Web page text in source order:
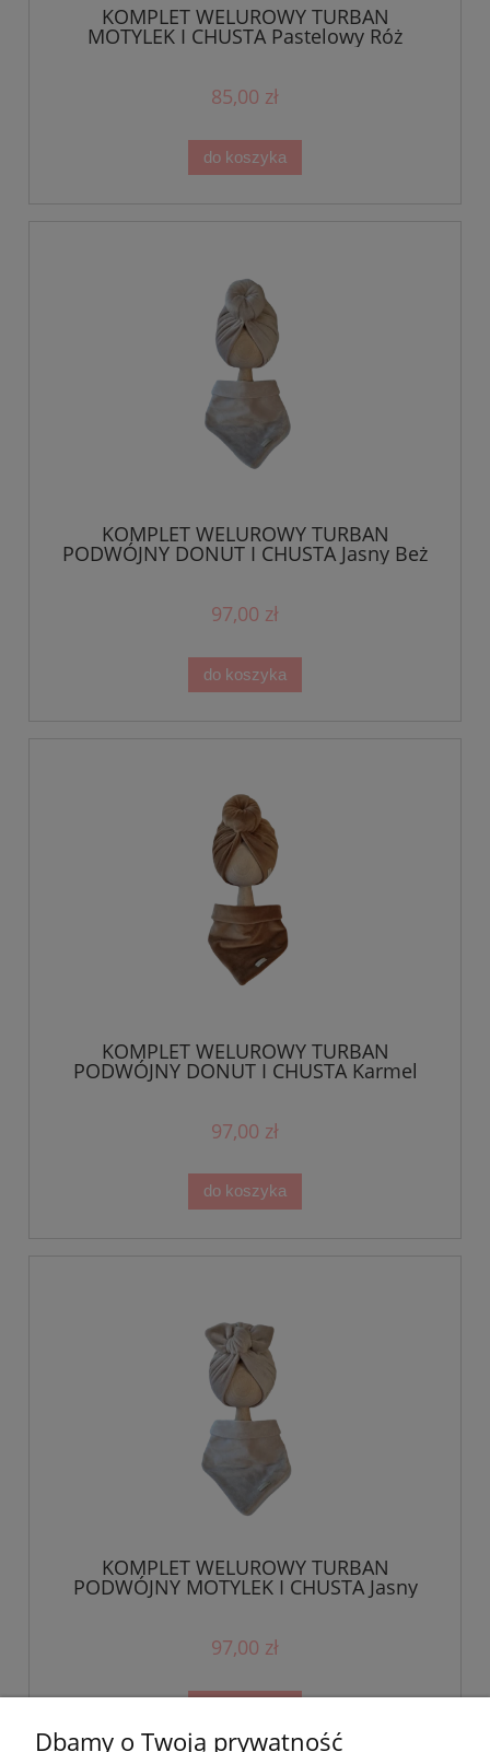
KOMPLET WELUROWY TURBAN
MOTYLEK I CHUSTA Pastelowy Róż
85,00 zł
do koszyka
KOMPLET WELUROWY TURBAN
PODWÓJNY DONUT I CHUSTA Jasny Beż
97,00 zł
do koszyka
KOMPLET WELUROWY TURBAN
PODWÓJNY DONUT I CHUSTA Karmel
97,00 zł
do koszyka
KOMPLET WELUROWY TURBAN
PODWÓJNY MOTYLEK I CHUSTA Jasny
97,00 zł
Dbamy o Twoją prywatność